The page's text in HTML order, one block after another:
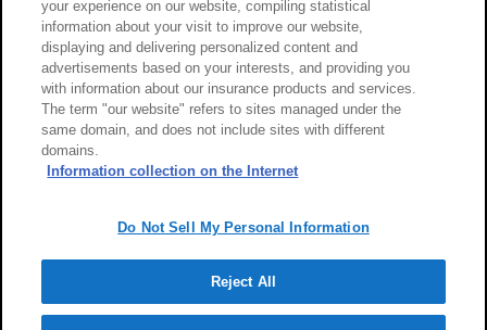
もっと見る
サイトのご利用について
勧誘方針
Copyright (c) Tokio Marine & Nichido Fire Insurance Co., Ltd.
your experience on our website, compiling statistical
information about your visit to improve our website,
displaying and delivering personalized content and
advertisements based on your interests, and providing you
with information about our insurance products and services.
The term "our website" refers to sites managed under the
same domain, and does not include sites with different
domains.
Information collection on the Internet
Do Not Sell My Personal Information
Reject All